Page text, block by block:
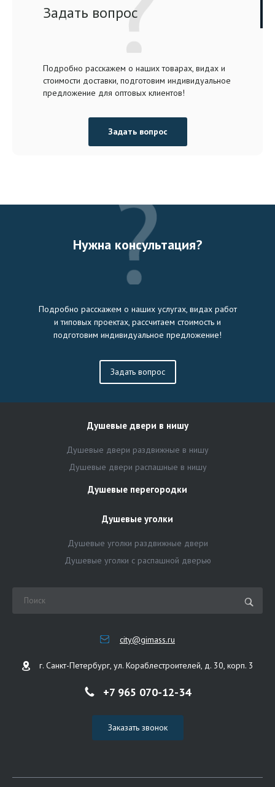
Задать вопрос
Подробно расскажем о наших товарах, видах и
стоимости доставки, подготовим индивидуальное
предложение для оптовых клиентов!
Задать вопрос
Нужна консультация?
Подробно расскажем о наших услугах, видах работ
и типовых проектах, рассчитаем стоимость и
подготовим индивидуальное предложение!
Задать вопрос
Душевые двери в нишу
Душевые двери раздвижные в нишу
Душевые двери распашные в нишу
Душевые перегородки
Душевые уголки
Душевые уголки раздвижные двери
Душевые уголки с распашной дверью
city@gimass.ru
г. Санкт-Петербург, ул. Кораблестроителей, д. 30, корп. 3
+7 965 070-12-34
Заказать звонок